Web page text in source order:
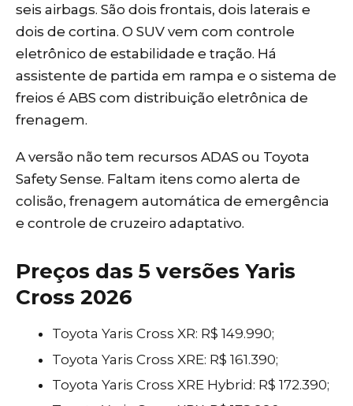
seis airbags. São dois frontais, dois laterais e
dois de cortina. O SUV vem com controle
eletrônico de estabilidade e tração. Há
assistente de partida em rampa e o sistema de
freios é ABS com distribuição eletrônica de
frenagem.
A versão não tem recursos ADAS ou Toyota
Safety Sense. Faltam itens como alerta de
colisão, frenagem automática de emergência
e controle de cruzeiro adaptativo.
Preços das 5 versões Yaris
Cross 2026
Toyota Yaris Cross XR: R$ 149.990;
Toyota Yaris Cross XRE: R$ 161.390;
Toyota Yaris Cross XRE Hybrid: R$ 172.390;